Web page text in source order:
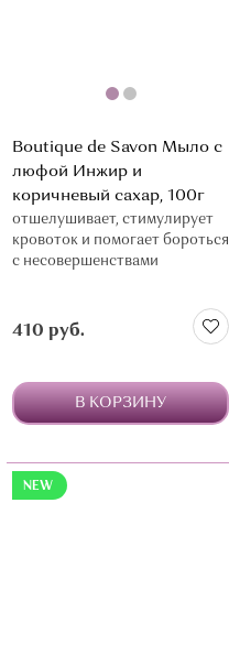
Boutique de Savon Мыло с
люфой Инжир и
коричневый сахар, 100г
отшелушивает, стимулирует
кровоток и помогает бороться
с несовершенствами
410 руб.
В КОРЗИНУ
NEW